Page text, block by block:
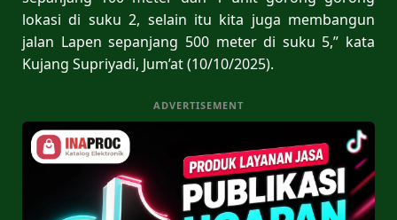
lokasi di suku 2, selain itu kita juga membangun
jalan Lapen sepanjang 500 meter di suku 5,” kata
Kujang Supriyadi, Jum’at (10/10/2025).
ADVERTISEMENT